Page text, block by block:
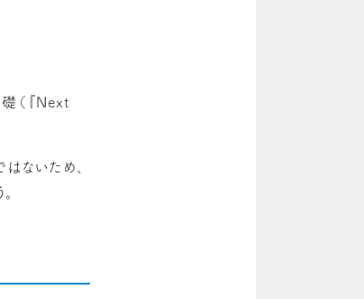
（『Next
ないため、